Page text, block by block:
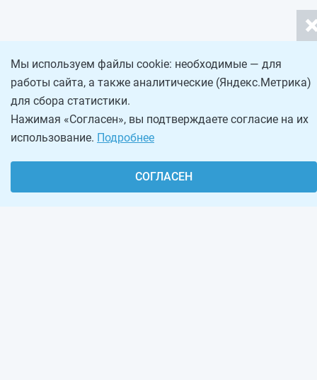
Мы используем файлы cookie: необходимые — для
работы сайта, а также аналитические (Яндекс.Метрика)
для сбора статистики.
Нажимая «Согласен», вы подтверждаете согласие на их
использование. Подробнее
СОГЛАСЕН